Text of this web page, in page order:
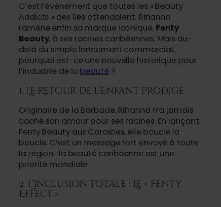
C’est l’événement que toutes les « Beauty
Addicts » des îles attendaient. Rihanna
ramène enfin sa marque iconique, Fenty
Beauty, à ses racines caribéennes. Mais au-
delà du simple lancement commercial,
pourquoi est-ce une nouvelle historique pour
l’industrie de la beauté?
1. Le Retour de l’Enfant Prodige
Originaire de la Barbade, Rihanna n’a jamais
caché son amour pour ses racines. En lançant
Fenty Beauty aux Caraïbes, elle boucle la
boucle. C’est un message fort envoyé à toute
la région : la beauté caribéenne est une
priorité mondiale.
2. L’Inclusion Totale : Le « Fenty
Effect »